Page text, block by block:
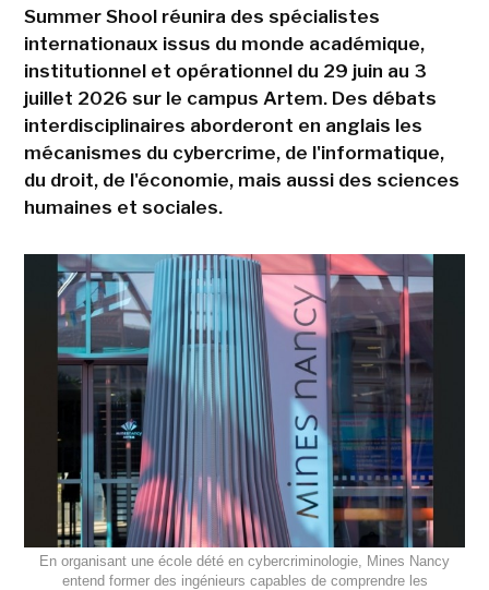
Summer Shool réunira des spécialistes
internationaux issus du monde académique,
institutionnel et opérationnel du 29 juin au 3
juillet 2026 sur le campus Artem. Des débats
interdisciplinaires aborderont en anglais les
mécanismes du cybercrime, de l'informatique,
du droit, de l'économie, mais aussi des sciences
humaines et sociales.
En organisant une école dété en cybercriminologie, Mines Nancy
entend former des ingénieurs capables de comprendre les